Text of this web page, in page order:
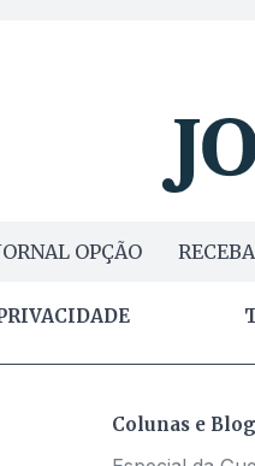
OPÇÃO
Colunas e